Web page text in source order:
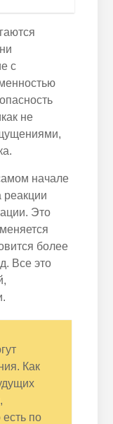
с
не
начале
реакции
Это
более
Все это
Как
по